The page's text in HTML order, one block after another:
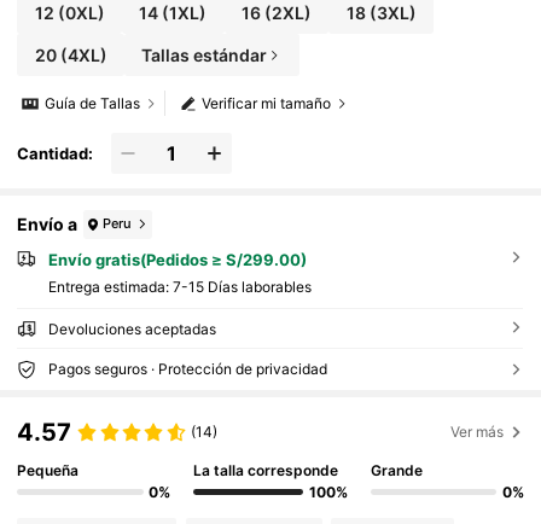
12 (0XL) 14 (1XL) 16(2XL) 18(3XL)
20(4XL) Tallas estándar
Verificar mi tamaño
Guía de Tallas
Cantidad:
Envío a Peru
Envío gratis(Pedidos ≥ S/299.00)
Entrega estimada: 7-15 Días laborables
Devoluciones aceptadas
Pagos seguros · Protección de privacidad
4.57 (14) Ver más
Pequeña
0%
La talla corresponde
100%
Grande
0%